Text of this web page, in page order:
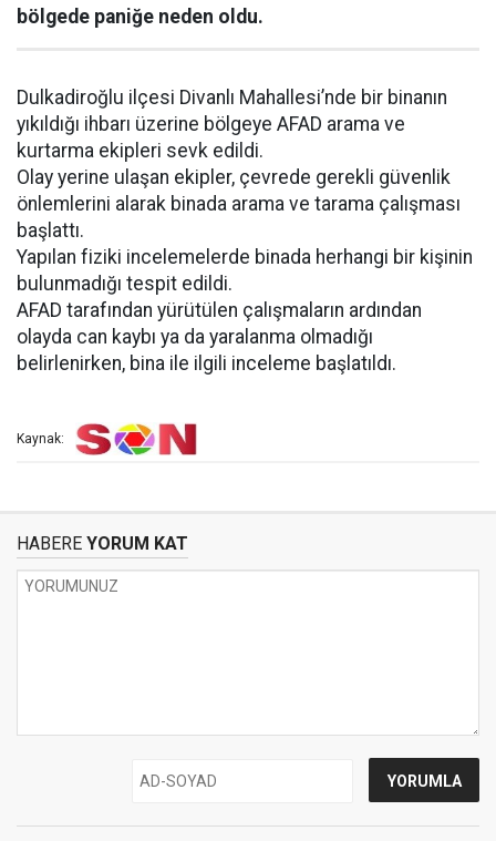
bölgede paniğe neden oldu.
Dulkadiroğlu ilçesi Divanlı Mahallesi’nde bir binanın
yıkıldığı ihbarı üzerine bölgeye AFAD arama ve
kurtarma ekipleri sevk edildi.
Olay yerine ulaşan ekipler, çevrede gerekli güvenlik
önlemlerini alarak binada arama ve tarama çalışması
başlattı.
Yapılan fiziki incelemelerde binada herhangi bir kişinin
bulunmadığı tespit edildi.
AFAD tarafından yürütülen çalışmaların ardından
olayda can kaybı ya da yaralanma olmadığı
belirlenirken, bina ile ilgili inceleme başlatıldı.
Kaynak:
HABERE YORUM KAT